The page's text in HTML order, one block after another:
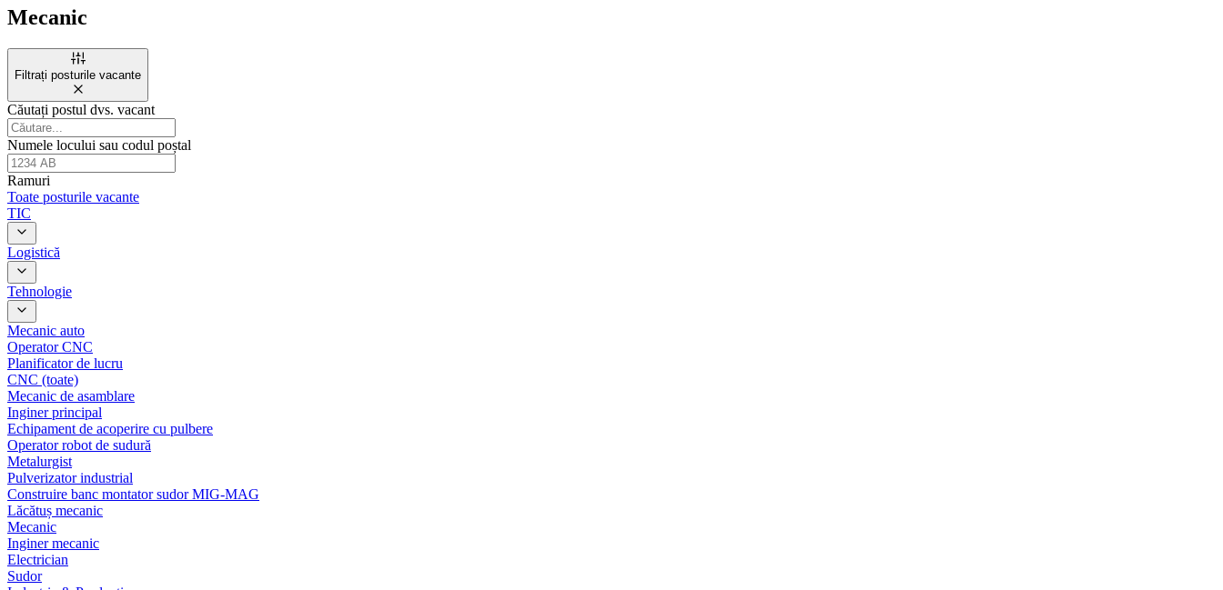
Mecanic
Filtrați posturile vacante
Căutați postul dvs. vacant
Numele locului sau codul poștal
Ramuri
Toate posturile vacante
TIC
Logistică
Tehnologie
Mecanic auto
Operator CNC
Planificator de lucru
CNC (toate)
Mecanic de asamblare
Inginer principal
Echipament de acoperire cu pulbere
Operator robot de sudură
Metalurgist
Pulverizator industrial
Construire banc montator sudor MIG-MAG
Lăcătuș mecanic
Mecanic
Inginer mecanic
Electrician
Sudor